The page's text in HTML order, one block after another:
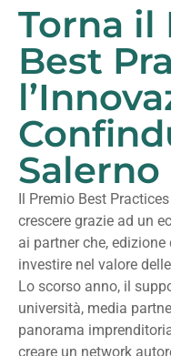
Torna il
Best
Salerno
Il Premio Best
crescere grazie ad un
ai partner che,
investire nel valore
Lo scorso anno, il
università, media
panorama
creare un network